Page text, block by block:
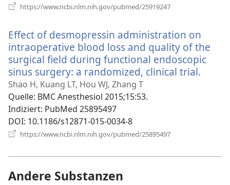
https://www.ncbi.nlm.nih.gov/pubmed/25919247
Effect of desmopressin administration on
intraoperative blood loss and quality of the
surgical field during functional endoscopic
sinus surgery: a randomized, clinical trial.
Shao H, Kuang LT, Hou WJ, Zhang T
Quelle‎: BMC Anesthesiol 2015;15:53.
Indiziert‎: PubMed 25895497
DOI‎: 10.1186/s12871-015-0034-8
https://www.ncbi.nlm.nih.gov/pubmed/25895497
Andere Substanzen